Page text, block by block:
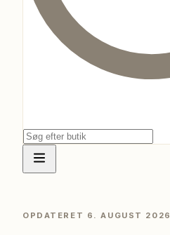
OPDATERET 6. AUGUST 2026